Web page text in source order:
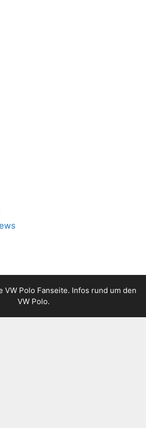
VW Polo Fanseite. Infos rund um den
VW Polo.